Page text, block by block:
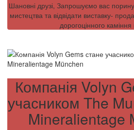
Шановні друзі, Запрошуємо вас
мистецтва та відвідати виставку-
дорогоцінного
Компанія Volyn
учасником The
Mineralientage